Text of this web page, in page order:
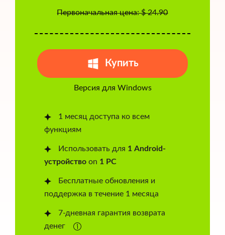
Первоначальная цена: $ 24.90
Купить
Версия для Windows
1 месяц доступа ко всем
функциям
Использовать для 1 Android-
устройство on 1 PC
Бесплатные обновления и
поддержка в течение 1 месяца
7-дневная гарантия возврата
денег